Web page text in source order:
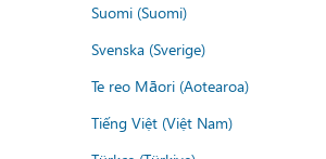
Suomi (Suomi)
Svenska (Sverige)
Te reo Māori (Aotearoa)
Tiếng Việt (Việt Nam)